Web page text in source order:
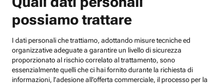
possiamo trattare
I dati personali che trattiamo, adottando misure tecniche ed
organizzative adeguate a garantire un livello di sicurezza
proporzionato al rischio correlato al trattamento, sono
essenzialmente quelli che ci hai fornito durante la richiesta di
informazioni, l’adesione all’offerta commerciale, il processo per la